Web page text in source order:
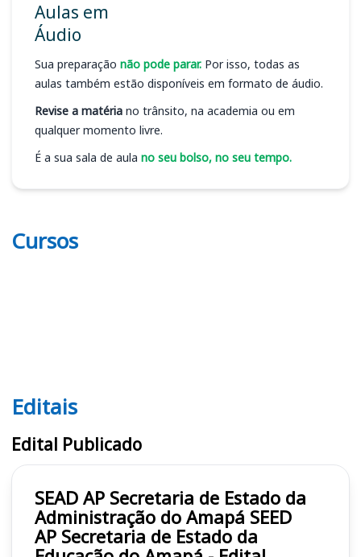
Aulas em
Áudio
Sua preparação não pode parar. Por isso, todas as
aulas também estão disponíveis em formato de áudio.
Revise a matéria no trânsito, na academia ou em
qualquer momento livre.
É a sua sala de aula no seu bolso, no seu tempo.
Cursos
Editais SEAD AP
Editais
Edital Publicado
SEAD AP Secretaria de Estado da
Administração do Amapá SEED
AP Secretaria de Estado da